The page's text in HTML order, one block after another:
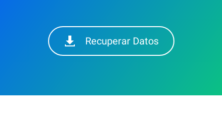
Recuperar Datos